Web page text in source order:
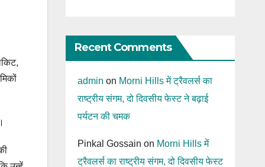
Recent Comments
admin on Morni Hills में ट्रैवलर्स का
राष्ट्रीय संगम, दो दिवसीय फेस्ट ने बढ़ाई
पर्यटन की चमक
Pinkal Gossain on Morni Hills में
ट्रैवलर्स का राष्ट्रीय संगम, दो दिवसीय फेस्ट